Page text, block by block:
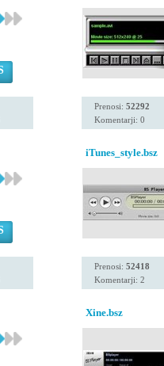
Prenosi: 52292
Komentarji: 0
iTunes_style.bsz
Prenosi: 52418
Komentarji: 2
Xine.bsz